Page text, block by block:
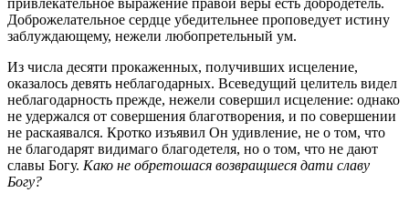
Доброжелательное сердце убедительнее проповедует истину
заблуждающему, нежели любопретельный ум.
Из числа десяти прокаженных, получивших исцеление,
оказалось девять неблагодарных. Всеведущий целитель видел
неблагодарность прежде, нежели совершил исцеление: однако
не удержался от совершения благотворения, и по совершении
не раскаявался. Кротко изъявил Он удивление, не о том, что
не благодарят видимаго благодетеля, но о том, что не дают
славы Богу. Како не обретошася возвращшеся дати славу
Богу?